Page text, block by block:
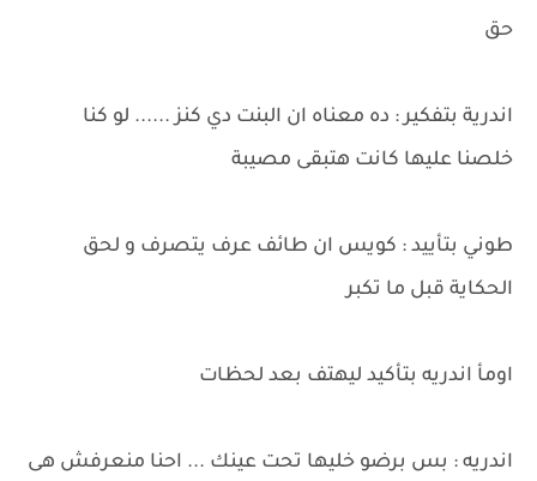
حق
اندرية بتفكير : ده معناه ان البنت دي كنز ...... لو كنا
خلصنا عليها كانت هتبقى مصيبة
طوني بتأييد : كويس ان طائف عرف يتصرف و لحق
الحكاية قبل ما تكبر
اومأ اندريه بتأكيد ليهتف بعد لحظات
اندريه : بس برضو خليها تحت عينك ... احنا منعرفش هى